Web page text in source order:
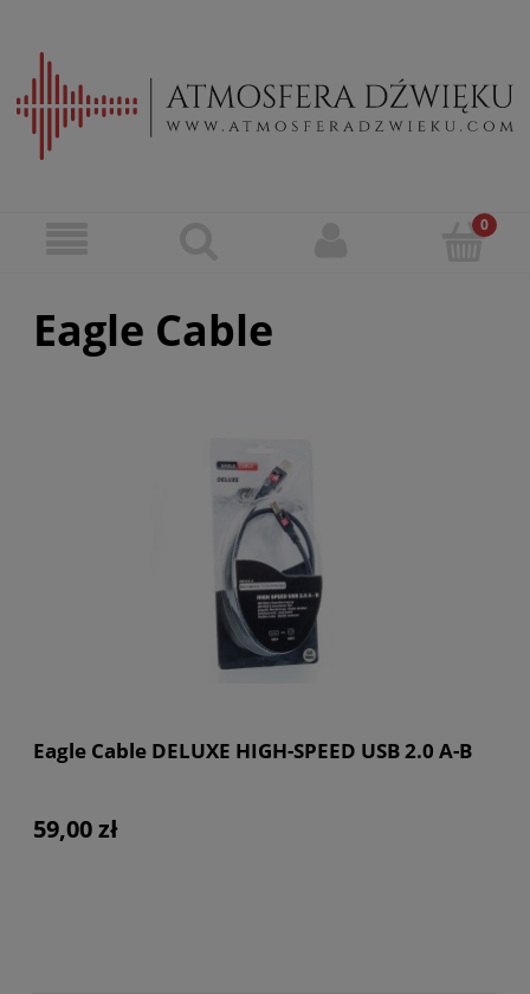
Eagle Cable
Eagle Cable DELUXE HIGH-SPEED USB 2.0 A-B
59,00 zł